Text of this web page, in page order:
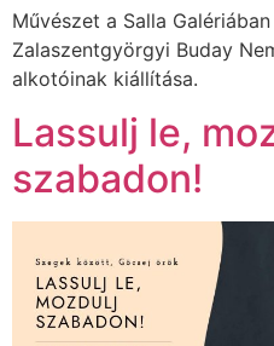
Művészet a Salla
Zalaszentgyörgyi Buday
alkotóinak kiállítása.
Lassulj le,
szabadon!